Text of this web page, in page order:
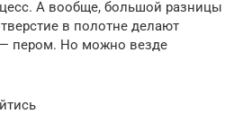
А вообще, большой разницы
в полотне делают
пером. Но можно везде